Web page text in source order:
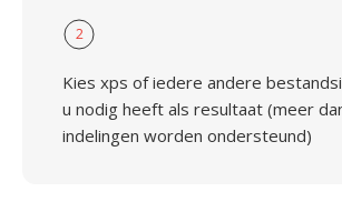
2
Kies xps of iedere andere
u nodig heeft als resultaat (meer
indelingen worden ondersteund)